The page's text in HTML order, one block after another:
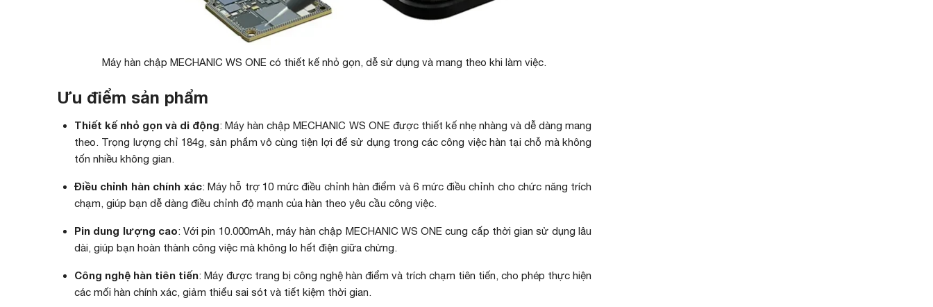
Máy hàn chập MECHANIC WS ONE có thiết kế nhỏ gọn, dễ sử dụng và mang theo khi làm việc.
Ưu điểm sản phẩm
Thiết kế nhỏ gọn và di động: Máy hàn chập MECHANIC WS ONE được thiết kế nhẹ nhàng và dễ dàng mang
theo. Trọng lượng chỉ 184g, sản phẩm vô cùng tiện lợi để sử dụng trong các công việc hàn tại chỗ mà không
tốn nhiều không gian.
Điều chỉnh hàn chính xác: Máy hỗ trợ 10 mức điều chỉnh hàn điểm và 6 mức điều chỉnh cho chức năng trích
chạm, giúp bạn dễ dàng điều chỉnh độ mạnh của hàn theo yêu cầu công việc.
Pin dung lượng cao: Với pin 10.000mAh, máy hàn chập MECHANIC WS ONE cung cấp thời gian sử dụng lâu
dài, giúp bạn hoàn thành công việc mà không lo hết điện giữa chừng.
Công nghệ hàn tiên tiến: Máy được trang bị công nghệ hàn điểm và trích chạm tiên tiến, cho phép thực hiện
các mối hàn chính xác, giảm thiểu sai sót và tiết kiệm thời gian.